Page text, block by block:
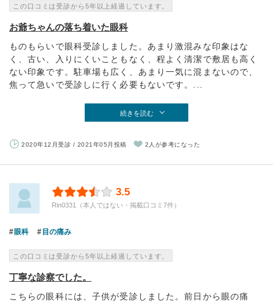
この口コミは受診から5年以上経過しています。
お爺ちゃんの落ち着いた眼科
ものもらいで眼科受診しました。あまり激混みな印象はな
く、古い、入りにくいこともなく、程よく清潔で敷居も高く
ない印象です。駐車場も広く、あまり一気に混まないので、
焦って急いで受診しに行く必要もないです。...
続きを読む
2020年12月受診 / 2021年05月投稿 2人が参考になった
3.5
Rin0331（本人ではない・掲載口コミ7件）
眼科 目の痛み
この口コミは受診から5年以上経過しています。
丁寧な診察でした。
こちらの眼科には、子供が受診しました。前日から眼の痛